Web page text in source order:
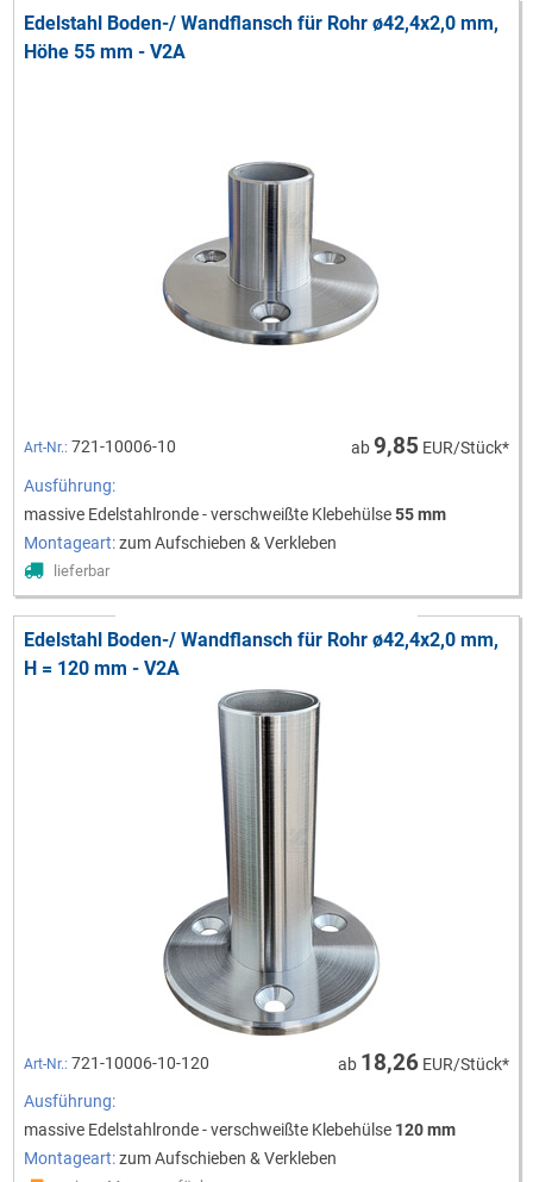
Edelstahl Boden-/ Wandflansch für Rohr ø42,4x2,0 mm,
Höhe 55 mm - V2A
Art-Nr.: 721-10006-10 ab9,85 EUR/Stück*
Ausführung:
massive Edelstahlronde - verschweißte Klebehülse55 mm
Montageart:zum Aufschieben & Verkleben
lieferbar
Edelstahl Boden-/ Wandflansch für Rohr ø42,4x2,0 mm,
H = 120 mm - V2A
Art-Nr.: 721-10006-10-120 ab 18,26EUR/Stück*
Ausführung:
massive Edelstahlronde - verschweißte Klebehülse 120 mm
Montageart:zum Aufschieben & Verkleben